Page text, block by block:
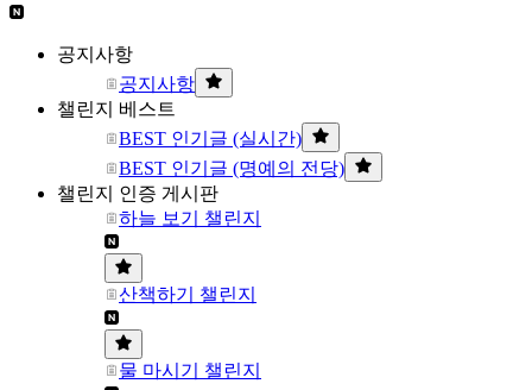
공지사항
공지사항
챌린지 베스트
BEST 인기글 (실시간)
BEST 인기글 (명예의 전당)
챌린지 인증 게시판
하늘 보기 챌린지
산책하기 챌린지
물 마시기 챌린지